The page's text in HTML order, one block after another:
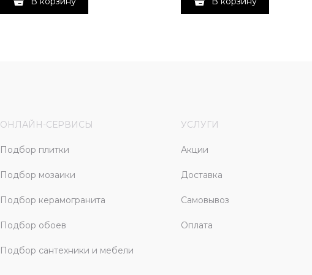
ОНЛАЙН-СЕРВИСЫ
Подбор плитки
Подбор мозаики
Подбор керамогранита
Подбор обоев
Подбор сантехники и мебели
УСЛУГИ
Акции
Доставка
Самовывоз
Оплата